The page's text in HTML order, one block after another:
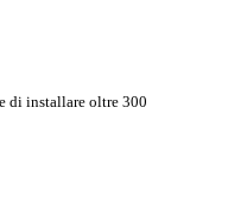
di installare oltre 300